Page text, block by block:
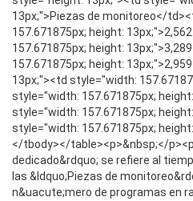
13px;">Piezas de monitoreo</
157.671875px; height:
157.671875px; height:
157.671875px; height:
13px;"><td style="width:
style="width: 157.671875px;
style="width: 157.671875px;
style="width: 157.671875px;
</tbody></table><p>&nbsp;</
dedicado&rdquo; se refiere al
las &ldquo;Piezas de
n&uacute;mero de programas en